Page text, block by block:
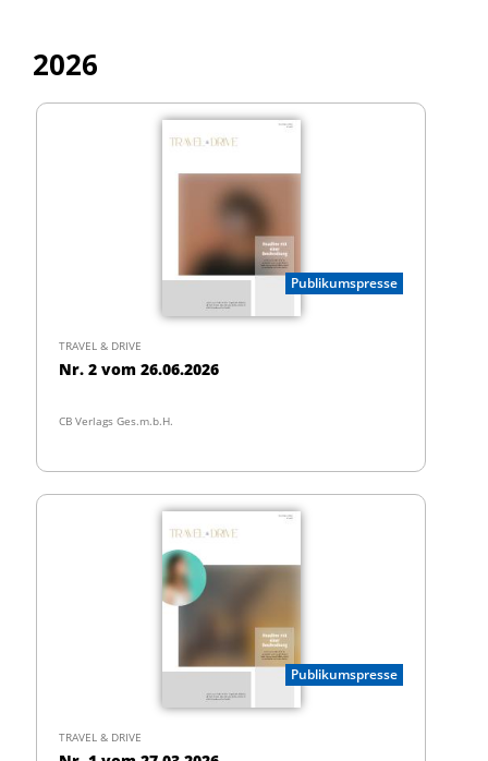
2026
Publikumspresse
TRAVEL & DRIVE
Nr. 2 vom 26.06.2026
CB Verlags Ges.m.b.H.
Publikumspresse
TRAVEL & DRIVE